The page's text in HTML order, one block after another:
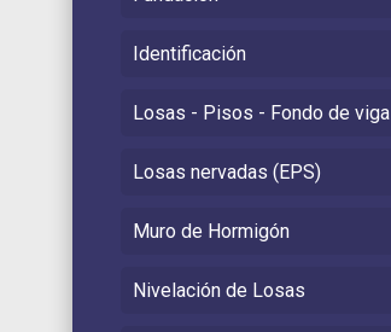
Identificación
Losas - Pisos - Fondo de viga
Losas nervadas (EPS)
Muro de Hormigón
Nivelación de Losas